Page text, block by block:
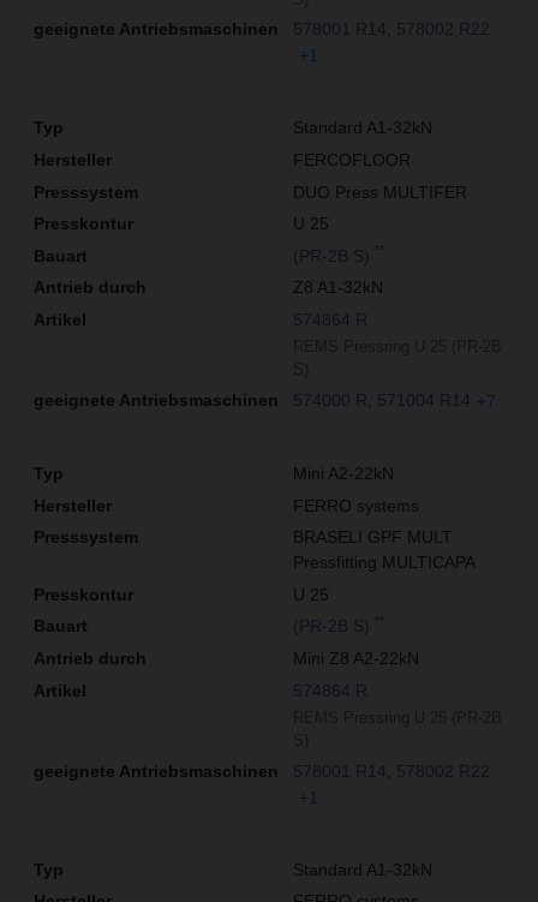
578001 R14
578002 R22
+1
Standard A1-32kN
FERCOFLOOR
DUO Press MULTIFER
U 25
(PR-2B S)
Z8 A1-32kN
574864 R
574000 R 571004 R14 +7
Mini A2-22kN
FERRO systems
BRASELI GPF MULT
Pressfitting MULTICAPA
U 25
(PR-2B S)
Mini Z8 A2-22kN
574864 R
578001 R14
578002 R22
+1
Standard A1-32kN